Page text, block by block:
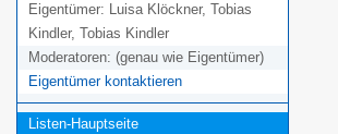
Eigentümer: Luisa Klöckner, Tobias
Kindler, Tobias Kindler
Moderatoren: (genau wie Eigentümer)
Eigentümer kontaktieren
Listen-Hauptseite